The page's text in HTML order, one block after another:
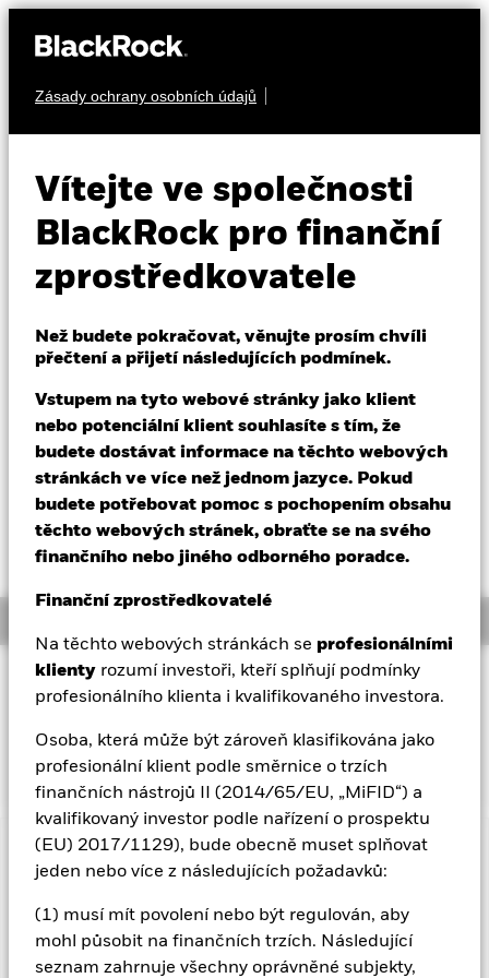
Zásady ochrany osobních údajů
Vítejte ve společnosti
BlackRock pro finanční
zprostředkovatele
Než budete pokračovat, věnujte prosím chvíli
přečtení a přijetí následujících podmínek.
Vstupem na tyto webové stránky jako klient
nebo potenciální klient souhlasíte s tím, že
budete dostávat informace na těchto webových
stránkách ve více než jednom jazyce. Pokud
budete potřebovat pomoc s pochopením obsahu
těchto webových stránek, obraťte se na svého
finančního nebo jiného odborného poradce.
Finanční zprostředkovatelé
Na těchto webových stránkách se profesionálními
klienty rozumí investoři, kteří splňují podmínky
profesionálního klienta i kvalifikovaného investora.
Osoba, která může být zároveň klasifikována jako
profesionální klient podle směrnice o trzích
finančních nástrojů II (2014/65/EU, „MiFID“) a
kvalifikovaný investor podle nařízení o prospektu
(EU) 2017/1129), bude obecně muset splňovat
jeden nebo více z následujících požadavků:
(1) musí mít povolení nebo být regulován, aby
mohl působit na finančních trzích. Následující
seznam zahrnuje všechny oprávněné subjekty,
Vzdělávání
Profesionální investoři
Czech Republic
Change location
BlackRock
iShares
Aladdin
iShares Nasdaq
100 Top 30 UCITS
ETF
NAV celkový výnos k 06-srp-26
YTD: 16,55%
INVESTIČNÍ CÍL
zohledňuje kapitálové i výnosové výnosy a který odráží výnos
Důležité informace: Rizikový kapitál.
Hodnota investic a
příjmů z nich může klesat i stoupat a není zaručena. Investoři
Zobrazit méně